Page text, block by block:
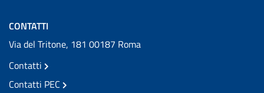
CONTATTI
Via del Tritone, 181 00187 Roma
Contatti
Contatti PEC